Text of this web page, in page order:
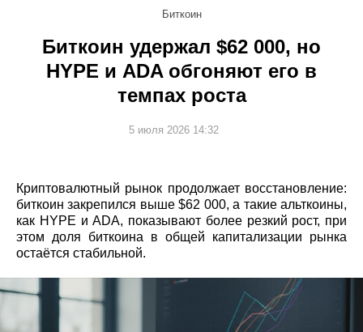
Биткоин
Биткоин удержал $62 000, но
HYPE и ADA обгоняют его в
темпах роста
5 июля 2026 14:32
Криптовалютный рынок продолжает восстановление:
биткоин закрепился выше $62 000, а такие альткоины,
как HYPE и ADA, показывают более резкий рост, при
этом доля биткоина в общей капитализации рынка
остаётся стабильной.